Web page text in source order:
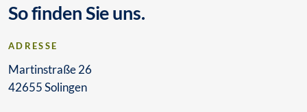
So finden Sie uns.
ADRESSE
Martinstraße 26
42655 Solingen